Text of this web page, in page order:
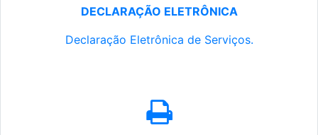
DECLARAÇÃO ELETRÔNICA
Declaração Eletrônica de Serviços.